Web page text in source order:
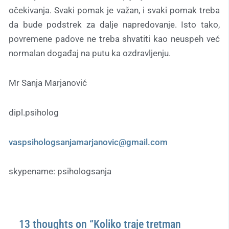
očekivanja. Svaki pomak je važan, i svaki pomak treba
da bude podstrek za dalje napredovanje. Isto tako,
povremene padove ne treba shvatiti kao neuspeh već
normalan događaj na putu ka ozdravljenju.
Mr Sanja Marjanović
dipl.psiholog
vaspsihologsanjamarjanovic@gmail.com
skypename: psihologsanja
13 thoughts on “Koliko traje tretman